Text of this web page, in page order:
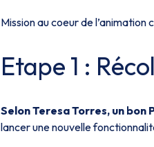
Mission au coeur de
Etape 1 :
Selon Teresa Torres, un
lancer une nouvelle